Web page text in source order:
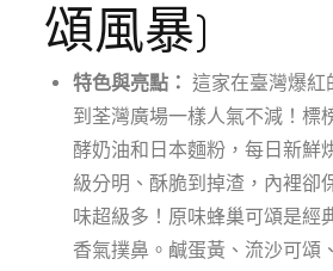
頌風暴)
特色與亮點： 這家在臺灣爆紅
到荃灣廣場一樣人氣不減！標
酵奶油和日本麵粉，每日新鮮
級分明、酥脆到掉渣，內裡卻
味超級多！原味蜂巢可頌是經
香氣撲鼻。鹹蛋黃、流沙可頌